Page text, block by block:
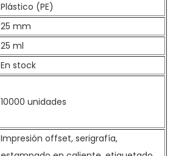
Plástico (PE)
25 mm
25 ml
En stock
10000 unidades
Impresión offset, serigrafía,